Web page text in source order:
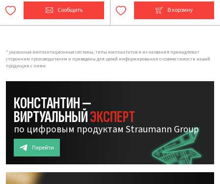
Сообщить В корзину
* указанные имплантационные системы, типы имплантатов и их названия принадлежат
сторонним производителям и приведены для целей информирования о совместимости нашей
продукции с ними.
КОНСТАНТИН —
ВИРТУАЛЬНЫЙЭКСПЕРТ
по цифровым продуктам Straumann Group
Перейти